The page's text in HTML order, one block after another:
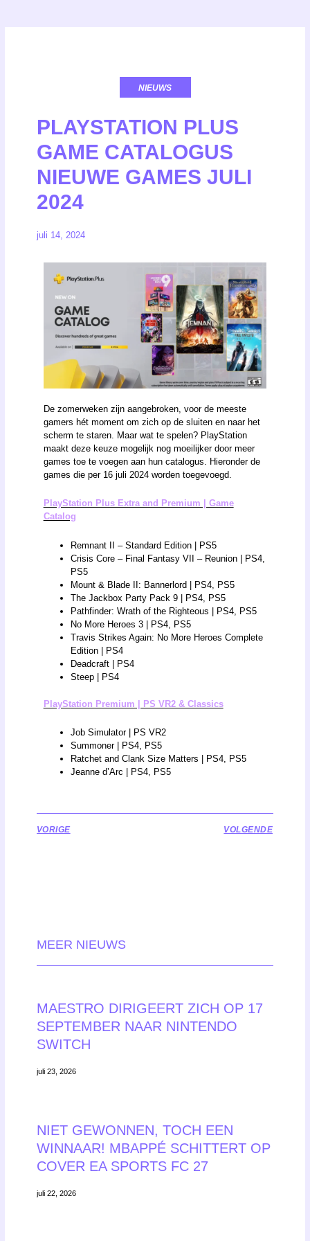
NIEUWS
PLAYSTATION PLUS
GAME CATALOGUS
NIEUWE GAMES JULI
2024
juli 14, 2024
De zomerweken zijn aangebroken, voor de meeste
gamers hét moment om zich op de sluiten en naar het
scherm te staren. Maar wat te spelen? PlayStation
maakt deze keuze mogelijk nog moeilijker door meer
games toe te voegen aan hun catalogus. Hieronder de
games die per 16 juli 2024 worden toegevoegd.
PlayStation Plus Extra and Premium | Game
Catalog
Remnant II – Standard Edition | PS5
Crisis Core – Final Fantasy VII – Reunion | PS4,
PS5
Mount & Blade II: Bannerlord | PS4, PS5
The Jackbox Party Pack 9 | PS4, PS5
Pathfinder: Wrath of the Righteous | PS4, PS5
No More Heroes 3 | PS4, PS5
Travis Strikes Again: No More Heroes Complete
Edition | PS4
Deadcraft | PS4
Steep | PS4
PlayStation Premium | PS VR2 & Classics
Job Simulator | PS VR2
Summoner | PS4, PS5
Ratchet and Clank Size Matters | PS4, PS5
Jeanne d’Arc | PS4, PS5
VORIGE VOLGENDE
MEER NIEUWS
MAESTRO DIRIGEERT ZICH OP 17
SEPTEMBER NAAR NINTENDO
SWITCH
juli 23, 2026
NIET GEWONNEN, TOCH EEN
WINNAAR! MBAPPÉ SCHITTERT OP
COVER EA SPORTS FC 27
juli 22, 2026